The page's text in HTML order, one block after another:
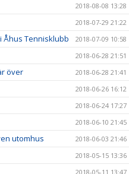
2018-08-08 13:28
2018-07-29 21:22
Åhus Tennisklubb 2018-07-09 10:58
2018-06-28 21:51
över 2018-06-28 21:41
2018-06-26 16:12
2018-06-24 17:27
2018-06-10 21:45
utomhus 2018-06-03 21:46
2018-05-15 13:36
2018-05-11 13:47